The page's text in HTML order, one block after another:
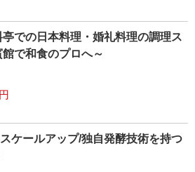
での日本料理・婚礼料理の調理ス
で和食のプロへ～
ケールアップ/独自発酵技術を持つ